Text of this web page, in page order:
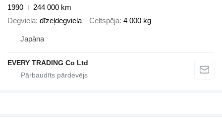
1990
244 000 km
Degviela dīzeļdegviela Celtspēja 4 000 kg
Japāna
EVERY TRADING Co Ltd